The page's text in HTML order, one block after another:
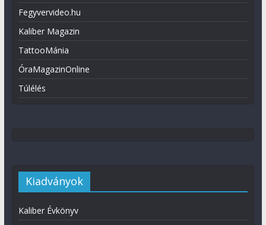
Fegyvervideo.hu
Kaliber Magazin
TattooMánia
ÓraMagazinOnline
Túlélés
Kiadványok
Kaliber Évkönyv